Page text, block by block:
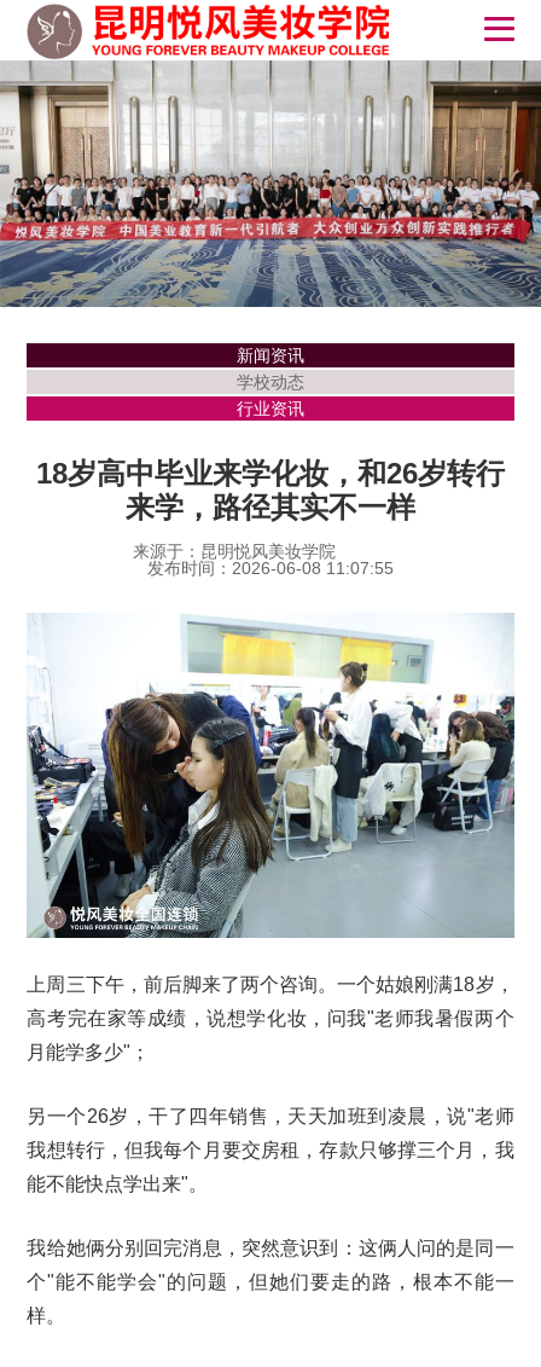
新闻资讯
学校动态
行业资讯
18岁高中毕业来学化妆，和26岁转行
来学，路径其实不一样
来源于：昆明悦风美妆学院
发布时间：2026-06-08 11:07:55
上周三下午，前后脚来了两个咨询。一个姑娘刚满18岁，
高考完在家等成绩，说想学化妆，问我"老师我暑假两个
月能学多少"；
另一个26岁，干了四年销售，天天加班到凌晨，说"老师
我想转行，但我每个月要交房租，存款只够撑三个月，我
能不能快点学出来"。
我给她俩分别回完消息，突然意识到：这俩人问的是同一
个"能不能学会"的问题，但她们要走的路，根本不能一
样。